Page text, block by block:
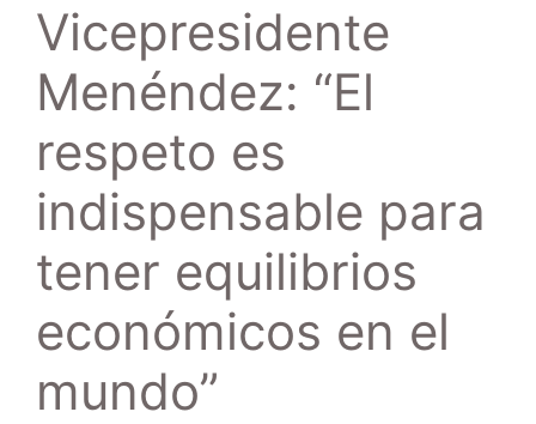
Vicepresidente
Menéndez: “El
respeto es
indispensable para
tener equilibrios
económicos en el
mundo”